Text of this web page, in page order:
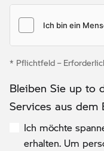
* Pflichtfeld –
Bleiben Sie up to
Services aus dem
Ich möchte
erhalten. Um